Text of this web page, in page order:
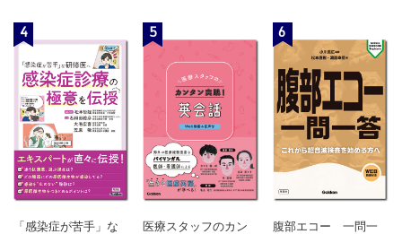
4
「感染症が苦手」な
5
医療スタッフのカン
6
腹部エコー 一問一